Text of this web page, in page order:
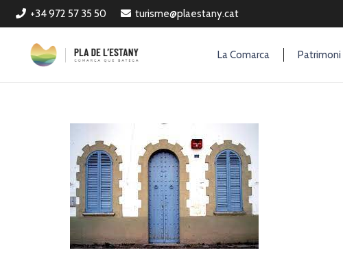
+34 972 57 35 50 turisme@plaestany.cat
La Comarca Patrimoni